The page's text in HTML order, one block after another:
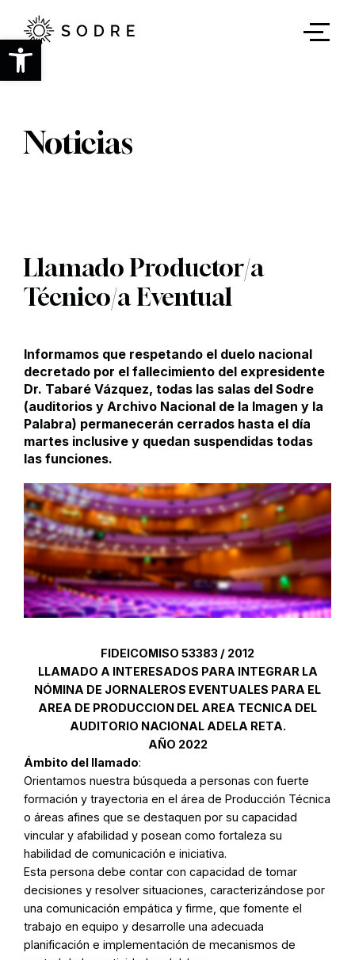
Abrir barra de herramientas
contenido
principal
Noticias
Llamado Productor/a
Técnico/a Eventual
Informamos que respetando el duelo nacional
decretado por el fallecimiento del expresidente
Dr. Tabaré Vázquez, todas las salas del Sodre
(auditorios y Archivo Nacional de la Imagen y la
Palabra) permanecerán cerrados hasta el día
martes inclusive y quedan suspendidas todas
las funciones.
FIDEICOMISO 53383 / 2012
LLAMADO A INTERESADOS PARA INTEGRAR LA
NÓMINA DE JORNALEROS EVENTUALES PARA EL
AREA DE PRODUCCION DEL AREA TECNICA DEL
AUDITORIO NACIONAL ADELA RETA.
AÑO 2022
Ámbito del llamado:
Orientamos nuestra búsqueda a personas con fuerte
formación y trayectoria en el área de Producción Técnica
o áreas afines que se destaquen por su capacidad
vincular y afabilidad y posean como fortaleza su
habilidad de comunicación e iniciativa.
Esta persona debe contar con capacidad de tomar
decisiones y resolver situaciones, caracterizándose por
una comunicación empática y firme, que fomente el
trabajo en equipo y desarrolle una adecuada
planificación e implementación de mecanismos de